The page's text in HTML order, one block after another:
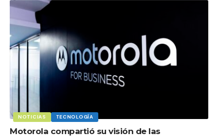
NOTICIAS TECNOLOGÍA
Motorola compartió su visión de las